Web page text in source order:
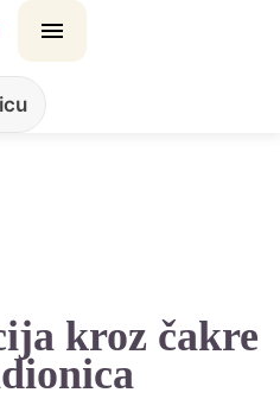
kroz čakre